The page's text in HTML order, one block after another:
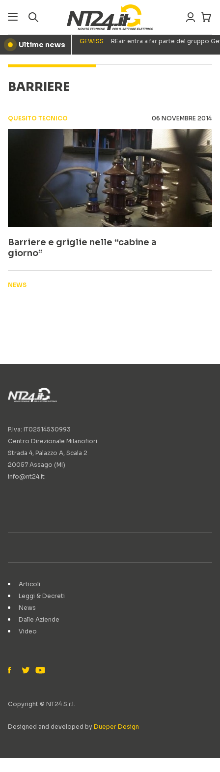
● Ultime news GEWISS REair entra a far parte del gruppo
BARRIERE
QUESITO TECNICO 06 NOVEMBRE 2014
Barriere e griglie nelle “cabine a
giorno”
NEWS
P.Iva: IT02514530993
Centro Direzionale Milanofiori
Strada 4, Palazzo A, Scala 2
20057 Assago (MI)
info@nt24.it
Articoli
Leggi & Decreti
News
Dalle Aziende
Video
Copyright © NT24 S.r.l.
Designed and developed by Dueper Design